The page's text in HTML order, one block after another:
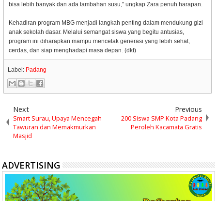
bisa lebih banyak dan ada tambahan susu," ungkap Zara penuh harapan.
Kehadiran program MBG menjadi langkah penting dalam mendukung gizi
anak sekolah dasar. Melalui semangat siswa yang begitu antusias,
program ini diharapkan mampu mencetak generasi yang lebih sehat,
cerdas, dan siap menghadapi masa depan. (dkf)
Label: Padang
Next
Smart Surau, Upaya Mencegah
Tawuran dan Memakmurkan
Masjid
Previous
200 Siswa SMP Kota Padang
Peroleh Kacamata Gratis
ADVERTISING